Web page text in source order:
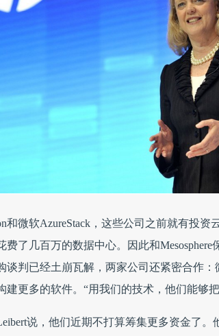
和微软AzureStack，这些公司之前就有投
费了几百万的数据中心。因此和
谈判已经土崩瓦解，两家公司还紧密合作：
建更多的软件。“用我们的技术，他们能够
说，他们近期不打算筹集更多资金了。